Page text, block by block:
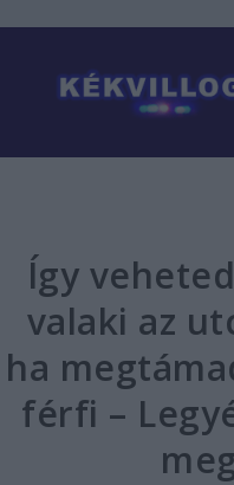
Így
valaki az
ha
férfi –